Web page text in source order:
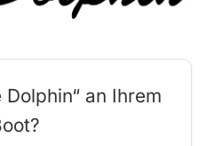
an Ihrem